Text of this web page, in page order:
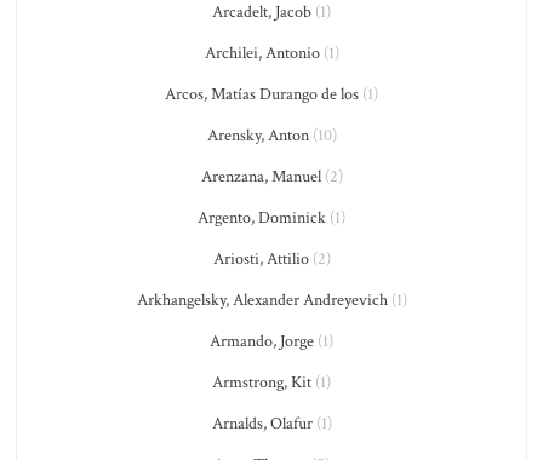
Arcadelt, Jacob (1)
Archilei, Antonio(1)
Arcos, Matías Durango de los (1)
Arensky, Anton(10)
Arenzana, Manuel(2)
Argento, Dominick (1)
Ariosti, Attilio(2)
Arkhangelsky, Alexander Andreyevich(1)
Armando, Jorge (1)
Armstrong, Kit (1)
Arnalds, Olafur(1)